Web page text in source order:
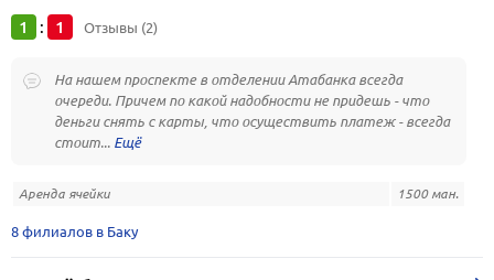
1 : 1 Отзывы (2)
На нашем проспекте в отделении Атабанка всегда
очереди. Причем по какой надобности не придешь - что
деньги снять с карты, что осуществить платеж - всегда
стоит...
Аренда ячейки 1500 ман.
8 филиалов в Баку